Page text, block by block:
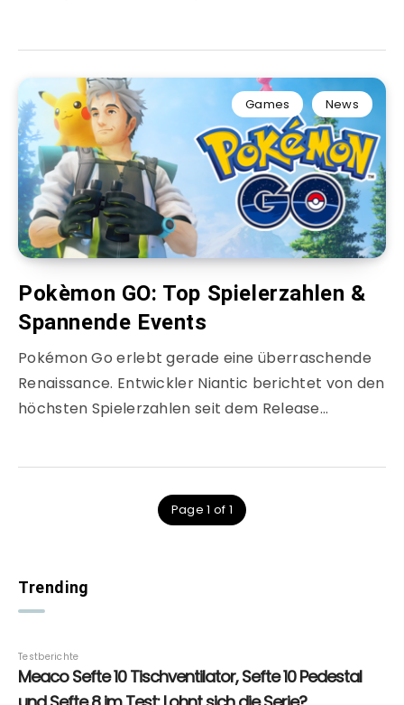
Games News
Pokèmon GO: Top Spielerzahlen &
Spannende Events
Pokémon Go erlebt gerade eine überraschende
Renaissance. Entwickler Niantic berichtet von den
höchsten Spielerzahlen seit dem Release…
Page 1 of 1
Trending